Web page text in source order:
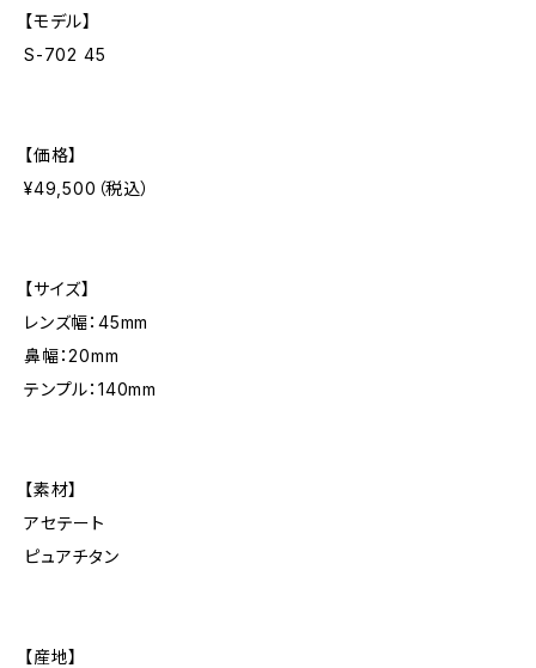
【モデル】
S-702 45
【価格】
¥49,500（税込）
【サイズ】
レンズ幅：45mm
鼻幅：20mm
テンプル：140mm
【素材】
アセテート
ピュアチタン
【産地】